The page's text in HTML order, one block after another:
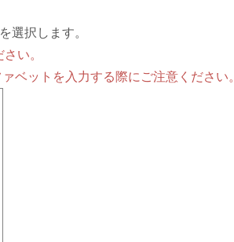
選択します。
い。
ベットを入力する際にご注意ください。